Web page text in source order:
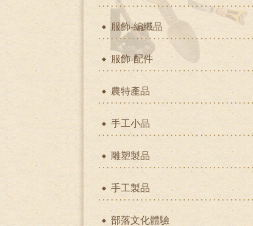
服飾-編織品
服飾-配件
農特產品
手工小品
雕塑製品
手工製品
部落文化體驗